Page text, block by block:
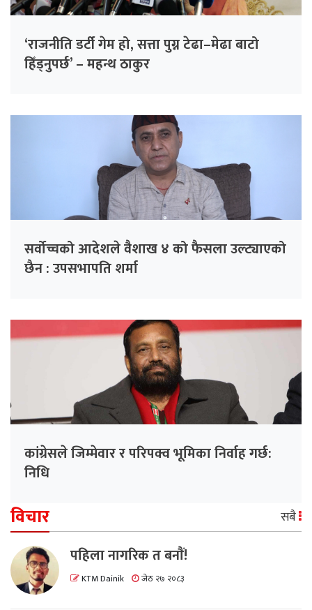
‘राजनीति डर्टी गेम हो, सत्ता पुग्न टेढा–मेढा बाटो
हिँड्नुपर्छ’ – महन्थ ठाकुर
सर्वोच्चको आदेशले वैशाख ४ को फैसला उल्ट्याएको
छैन : उपसभापति शर्मा
कांग्रेसले जिम्मेवार र परिपक्व भूमिका निर्वाह गर्छ:
निधि
विचार सबै
पहिला नागरिक त बनाैं!
KTM Dainik जेठ २७ २०८३